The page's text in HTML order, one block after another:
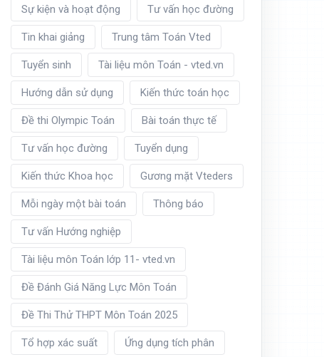
Sự kiện và hoạt động Tư vấn học đường
Tin khai giảng Trung tâm Toán Vted
Tuyển sinh Tài liệu môn Toán - vted.vn
Hướng dẫn sử dụng Kiến thức toán học
Đề thi Olympic Toán Bài toán thực tế
Tư vấn học đường Tuyển dụng
Kiến thức Khoa học Gương mặt Vteders
Mỗi ngày một bài toán Thông báo
Tư vấn Hướng nghiệp
Tài liệu môn Toán lớp 11- vted.vn
Đề Đánh Giá Năng Lực Môn Toán
Đề Thi Thử THPT Môn Toán 2025
Tổ hợp xác suất Ứng dụng tích phân